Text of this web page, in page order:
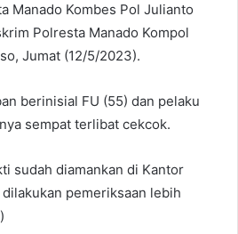
Manado Kombes Pol Julianto
Polresta Manado Kompol
Jumat (12/5/2023).
berinisial FU (55) dan pelaku
sempat terlibat cekcok.
sudah diamankan di Kantor
pemeriksaan lebih